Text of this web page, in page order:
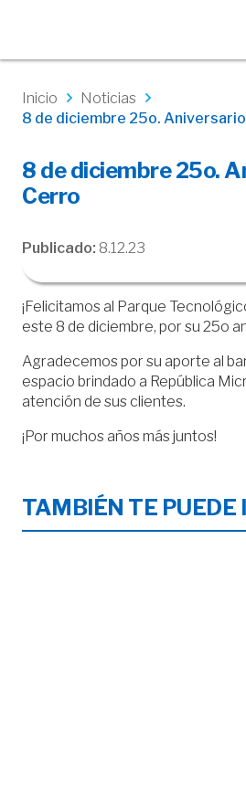
Inicio
Noticias
8 de diciembre 25o.
8 de diciembre 25o.
Cerro
Publicado: 8.12.23
¡Felicitamos al Parque
este 8 de diciembre, por su 25o
Agradecemos por su aporte al
espacio brindado a República
atención de sus clientes.
¡Por muchos años más juntos!
TAMBIÉN TE PUEDE